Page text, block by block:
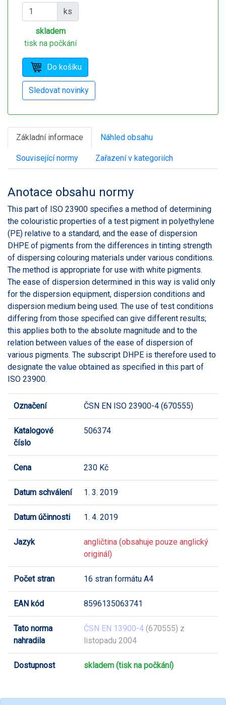
ks
skladem
tisk na počkání
Základní informace Náhled obsahu
Související normy Zařazení v kategoriích
Anotace obsahu normy
This part of ISO 23900 specifies a method of determining
the colouristic properties of a test pigment in polyethylene
(PE) relative to a standard, and the ease of dispersion
DHPE of pigments from the differences in tinting strength
of dispersing colouring materials under various conditions.
The method is appropriate for use with white pigments.
The ease of dispersion determined in this way is valid only
for the dispersion equipment, dispersion conditions and
dispersion medium being used. The use of test conditions
differing from those specified can give different results;
this applies both to the absolute magnitude and to the
relation between values of the ease of dispersion of
various pigments. The subscript DHPE is therefore used to
designate the value obtained as specified in this part of
ISO 23900.
Označení ČSN EN ISO 23900-4 (670555)
Katalogové
číslo
506374
Cena 230 Kč
Datum schválení 1. 3. 2019
Datum účinnosti 1. 4. 2019
Jazyk
angličtina (obsahuje pouze anglický
originál)
Počet stran 16 stran formátu A4
EAN kód 8596135063741
Tato norma
nahradila
ČSN EN 13900-4 (670555) z
listopadu 2004
Dostupnost skladem (tisk na počkání)